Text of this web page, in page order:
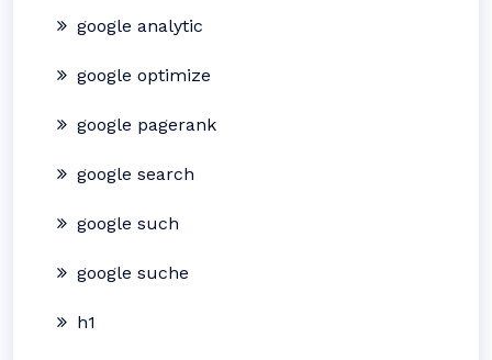
google analytic
google optimize
google pagerank
google search
google such
google suche
h1